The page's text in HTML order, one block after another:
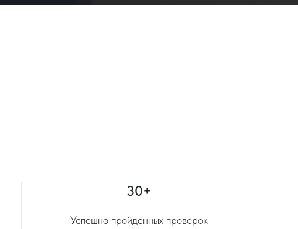
30+
Успешно пройденных проверок